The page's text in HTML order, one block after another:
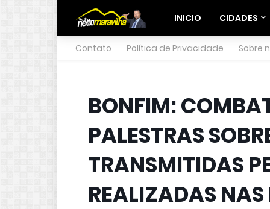
INICIO CIDADES
Contato Política de Privacidade Sobre
BONFIM:
PALESTRAS
TRANSMITIDAS
REALIZADAS